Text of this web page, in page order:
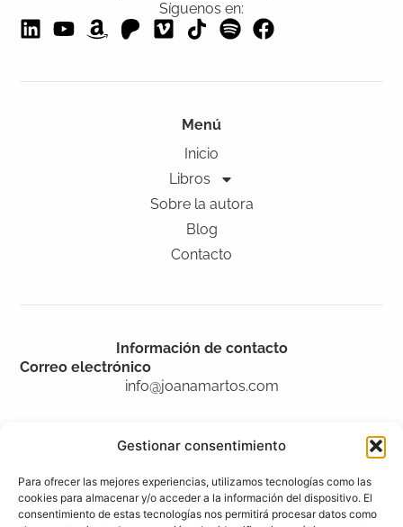
Gestionar consentimiento
Para ofrecer las mejores experiencias, utilizamos tecnologías como las
cookies para almacenar y/o acceder a la información del dispositivo. El
consentimiento de estas tecnologías nos permitirá procesar datos como
Síguenos en:
Menú
Inicio
Libros
Sobre la autora
Blog
Contacto
Información de contacto
Correo electrónico
info@joanamartos.com
Aviso legal
Accesibilidad